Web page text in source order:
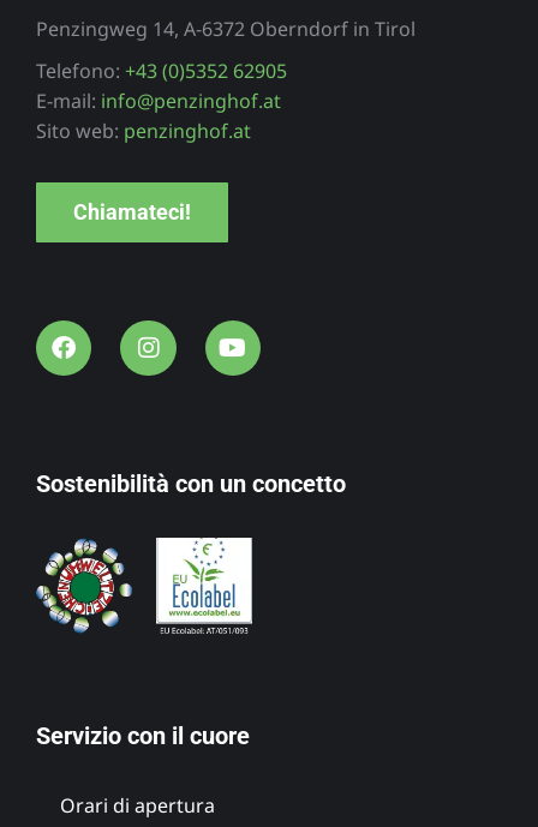
Penzingweg 14, A-6372 Oberndorf in Tirol
Telefono: +43 (0)5352 62905
E-mail: info@penzinghof.at
Sito web: penzinghof.at
Chiamateci!
Sostenibilità con un concetto
Servizio con il cuore
Orari di apertura